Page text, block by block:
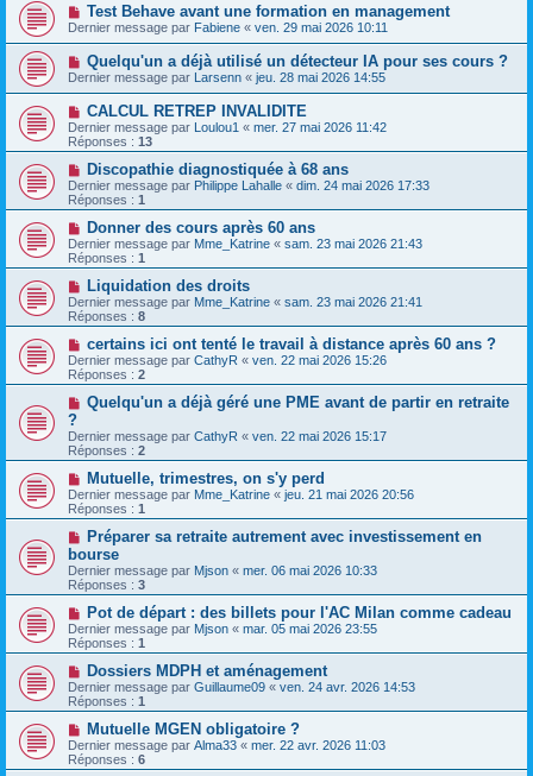
Test Behave avant une formation en management
Dernier message par Fabiene « ven. 29 mai 2026 10:11
Quelqu'un a déjà utilisé un détecteur IA pour ses cours ?
Dernier message par Larsenn « jeu. 28 mai 2026 14:55
CALCUL RETREP INVALIDITE
Dernier message par Loulou1 « mer. 27 mai 2026 11:42
Réponses : 13
Discopathie diagnostiquée à 68 ans
Dernier message par Philippe Lahalle « dim. 24 mai 2026 17:33
Réponses : 1
Donner des cours après 60 ans
Dernier message par Mme_Katrine « sam. 23 mai 2026 21:43
Réponses : 1
Liquidation des droits
Dernier message par Mme_Katrine « sam. 23 mai 2026 21:41
Réponses : 8
certains ici ont tenté le travail à distance après 60 ans ?
Dernier message par CathyR « ven. 22 mai 2026 15:26
Réponses : 2
Quelqu'un a déjà géré une PME avant de partir en retraite
?
Dernier message par CathyR « ven. 22 mai 2026 15:17
Réponses : 2
Mutuelle, trimestres, on s'y perd
Dernier message par Mme_Katrine « jeu. 21 mai 2026 20:56
Réponses : 1
Préparer sa retraite autrement avec investissement en
bourse
Dernier message par Mjson « mer. 06 mai 2026 10:33
Réponses : 3
Pot de départ : des billets pour l'AC Milan comme cadeau
Dernier message par Mjson « mar. 05 mai 2026 23:55
Réponses : 1
Dossiers MDPH et aménagement
Dernier message par Guillaume09 « ven. 24 avr. 2026 14:53
Réponses : 1
Mutuelle MGEN obligatoire ?
Dernier message par Alma33 « mer. 22 avr. 2026 11:03
Réponses : 6